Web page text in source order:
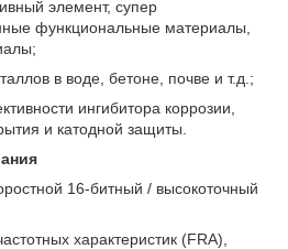
элемент, супер
функциональные материалы,
в воде, бетоне, почве и т.д.;
ингибитора коррозии,
и катодной защиты.
16-битный / высокоточный
характеристик (FRA),